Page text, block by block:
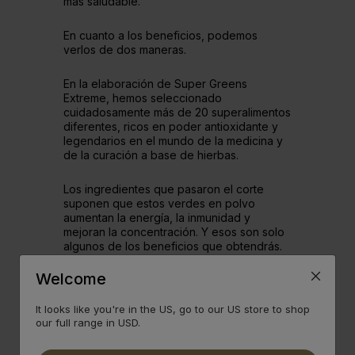
En cuanto a los beneficios, podemos
verlos de dos maneras.
En la elaboración de Super Greens
Extreme, hemos seleccionado
cuidadosamente más de 20 superalimentos
diferentes, ricos en poder antioxidante y
legendarios en el mundo de la medicina y
de la curación a base de hierbas.
Los ingredientes que pasaron el corte
suponen que estos verdes en polvo
aumentan la energía, la inmunidad y
mejoran la concentración. Y esos son solo
algunos de los beneficios que obtendrás.
Welcome
It looks like you're in the US, go to our US store to shop
our full range in USD.